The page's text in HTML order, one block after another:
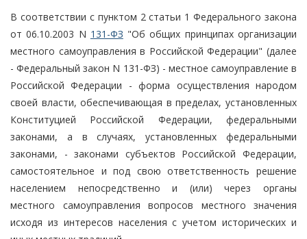
В соответствии с пунктом 2 статьи 1 Федерального закона
от 06.10.2003 N 131-ФЗ "Об общих принципах организации
местного самоуправления в Российской Федерации" (далее
- Федеральный закон N 131-ФЗ) - местное самоуправление в
Российской Федерации - форма осуществления народом
своей власти, обеспечивающая в пределах, установленных
Конституцией Российской Федерации, федеральными
законами, а в случаях, установленных федеральными
законами, - законами субъектов Российской Федерации,
самостоятельное и под свою ответственность решение
населением непосредственно и (или) через органы
местного самоуправления вопросов местного значения
исходя из интересов населения с учетом исторических и